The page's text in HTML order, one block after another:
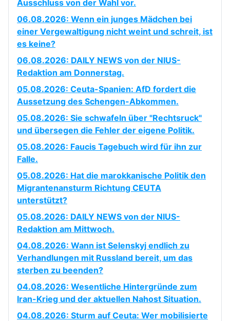
Ausschluss von der Wahl vor.
06.08.2026: Wenn ein junges Mädchen bei
einer Vergewaltigung nicht weint und schreit, ist
es keine?
06.08.2026: DAILY NEWS von der NIUS-
Redaktion am Donnerstag.
05.08.2026: Ceuta-Spanien: AfD fordert die
Aussetzung des Schengen-Abkommen.
05.08.2026: Sie schwafeln über "Rechtsruck"
und übersegen die Fehler der eigene Politik.
05.08.2026: Faucis Tagebuch wird für ihn zur
Falle.
05.08.2026: Hat die marokkanische Politik den
Migrantenansturm Richtung CEUTA
unterstützt?
05.08.2026: DAILY NEWS von der NIUS-
Redaktion am Mittwoch.
04.08.2026: Wann ist Selenskyj endlich zu
Verhandlungen mit Russland bereit, um das
sterben zu beenden?
04.08.2026: Wesentliche Hintergründe zum
Iran-Krieg und der aktuellen Nahost Situation.
04.08.2026: Sturm auf Ceuta: Wer mobilisierte